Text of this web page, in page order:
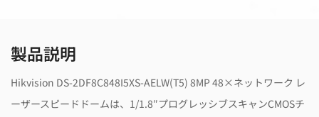
製品説明
Hikvision DS-2DF8C848I5XS-AELW(T5) 8MP 48×ネットワーク レ
ーザースピードドームは、1/1.8″プログレッシブスキャンCMOSチ